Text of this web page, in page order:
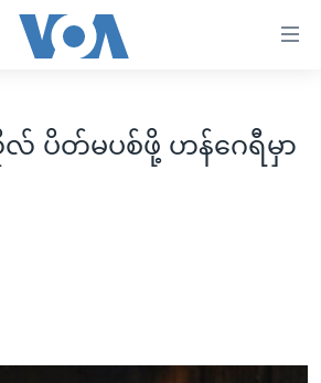
လ် ပိတ်မပစ်ဖို့ ဟန်ဂေရီမှာ